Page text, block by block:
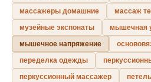
массажеры домашние
массаж
музейные экспонаты
мышечная
мышечное напряжение
переделка одежды
перкуссионный массажер